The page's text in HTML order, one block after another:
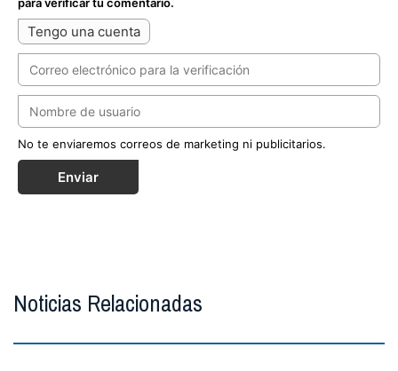
para verificar tu comentario.
Tengo una cuenta
No te enviaremos correos de marketing ni publicitarios.
Enviar
Noticias Relacionadas